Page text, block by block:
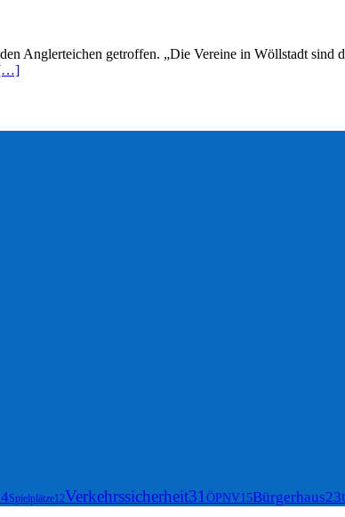
Anglerteichen getroffen. „Die Vereine in Wöllstadt sind
Spielplätze12Verkehrssicherheit31 ÖPNV15Bürgerhaus23